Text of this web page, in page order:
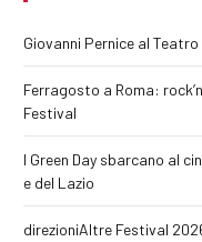
Giovanni Pernice al
Ferragosto a Roma:
Festival
I Green Day sbarcano al
e del Lazio
direzioniAltre Festival